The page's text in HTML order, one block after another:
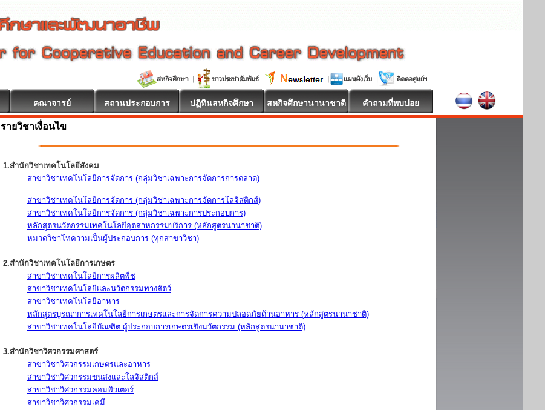
คณาจารย์ สถานประกอบการ ปฏิทินสหกิจศึกษา สหกิจศึกษานานาชาติ คำถามที่พบบ่อย
รายวิชาเงื่อนไข
1.สำนักวิชาเทคโนโลยีสังคม
สาขาวิชาเทคโนโลยีการจัดการ (กลุ่มวิชาเฉพาะการจัดการการตลาด)
สาขาวิชาเทคโนโลยีการจัดการ (กลุ่มวิชาเฉพาะการจัดการโลจิสติกส์)
สาขาวิชาเทคโนโลยีการจัดการ (กลุ่มวิชาเฉพาะการประกอบการ)
หลักสูตรนวัตกรรมเทคโนโลยีอุตสาหกรรมบริการ (หลักสูตรนานาชาติ)
หมวดวิชาโทความเป็นผู้ประกอบการ (ทุกสาขาวิชา)
2.สำนักวิชาเทคโนโลยีการเกษตร
สาขาวิชาเทคโนโลยีการผลิตพืช
สาขาวิชาเทคโนโลยีและนวัตกรรมทางสัตว์
สาขาวิชาเทคโนโลยีอาหาร
หลักสูตรบูรณาการเทคโนโลยีการเกษตรและการจัดการความปลอดภัยด้านอาหาร (หลักสูตรนานาชาติ)
สาขาวิชาเทคโนโลยีบัณฑิต ผู้ประกอบการเกษตรเชิงนวัตกรรม (หลักสูตรนานาชาติ)
3.สำนักวิชาวิศวกรรมศาสตร์
สาขาวิชาวิศวกรรมเกษตรและอาหาร
สาขาวิชาวิศวกรรมขนส่งและโลจิสติกส์
สาขาวิชาวิศวกรรมคอมพิวเตอร์
สาขาวิชาวิศวกรรมเคมี